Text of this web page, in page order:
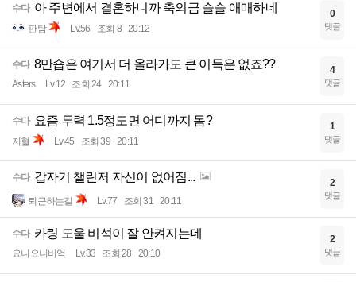
수다 아 주변에서 결혼하니까 축의금 슬슬 애매하네
판탐 Lv.56 조회 8 20:12
0
댓글
수다 8만숍은 여기서 더 올라가도 큰 이득은 없죠??
Asters Lv.12 조회 24 20:11
4
댓글
수다 요즘 투력 1.5정도면 어디까지 돔?
저혈 Lv.45 조회 39 20:11
1
댓글
수다 갑자기 챌린저 자신이 없어짐...
퇴근하는길 Lv.77 조회 31 20:11
2
댓글
수다 카링 도울 비석이 잘 안켜지는데
요니요니버억 Lv.33 조회 28 20:10
2
댓글